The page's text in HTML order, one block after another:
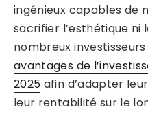
ingénieux capables de
sacrifier l’esthétique
nombreux
avantages de
2025 afin d’adapter
leur rentabilité sur le